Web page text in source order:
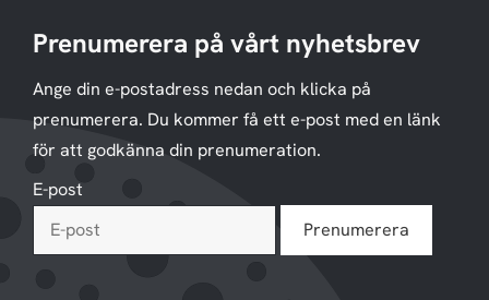
Prenumerera på vårt nyhetsbrev
Ange din e-postadress nedan och klicka på
prenumerera. Du kommer få ett e-post med en länk
för att godkänna din prenumeration.
E-post